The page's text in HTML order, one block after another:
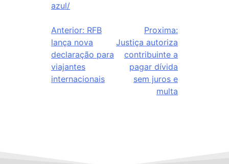
azul/
Anterior: RFB
lança nova
declaração para
viajantes
internacionais
Proxima:
Justiça autoriza
contribuinte a
pagar dívida
sem juros e
multa